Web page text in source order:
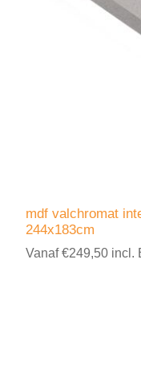
mdf valchromat
244x183cm
Vanaf €249,50 incl.